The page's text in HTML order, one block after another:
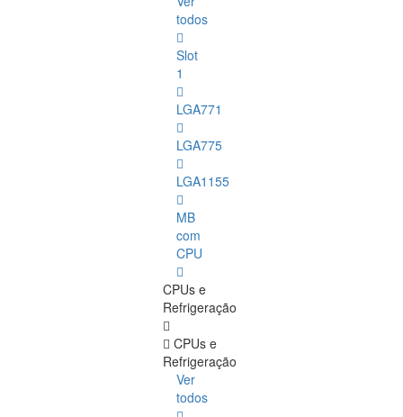
todos
Slot
1
LGA771
LGA775
LGA1155
MB
com
CPU
CPUs e
Refrigeração
CPUs e
Refrigeração
Ver
todos